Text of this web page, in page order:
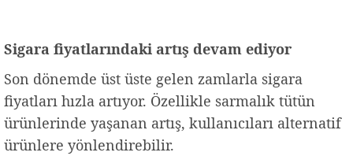
Sigara fiyatlarındaki artış devam ediyor
Son dönemde üst üste gelen zamlarla sigara
fiyatları hızla artıyor. Özellikle sarmalık tütün
ürünlerinde yaşanan artış, kullanıcıları alternatif
ürünlere yönlendirebilir.